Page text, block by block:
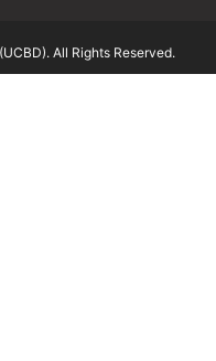
All Rights Reserved.